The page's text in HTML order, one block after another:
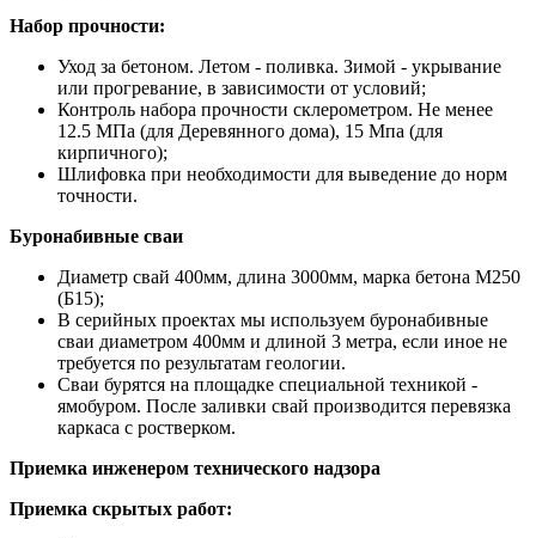
Набор прочности:
Уход за бетоном. Летом - поливка. Зимой - укрывание
или прогревание, в зависимости от условий;
Контроль набора прочности склерометром. Не менее
12.5 МПа (для Деревянного дома), 15 Мпа (для
кирпичного);
Шлифовка при необходимости для выведение до норм
точности.
Буронабивные сваи
Диаметр свай 400мм, длина 3000мм, марка бетона М250
(Б15);
В серийных проектах мы используем буронабивные
сваи диаметром 400мм и длиной 3 метра, если иное не
требуется по результатам геологии.
Сваи бурятся на площадке специальной техникой -
ямобуром. После заливки свай производится перевязка
каркаса с ростверком.
Приемка инженером технического надзора
Приемка скрытых работ: